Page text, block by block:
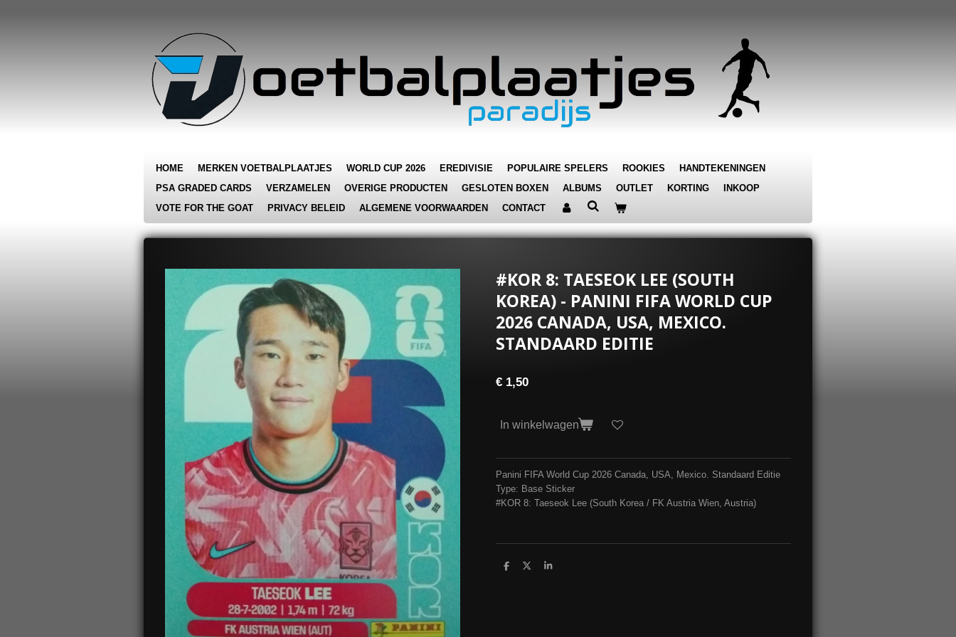
HOME MERKEN VOETBALPLAATJES WORLD CUP 2026 EREDIVISIE POPULAIRE SPELERS ROOKIES
HANDTEKENINGEN
PSA GRADED CARDS
VERZAMELEN OVERIGE PRODUCTEN GESLOTEN BOXEN ALBUMS OUTLET KORTING
INKOOP
VOTE FOR THE GOAT
PRIVACY BELEID ALGEMENE VOORWAARDEN CONTACT
#KOR 8: TAESEOK LEE (SOUTH
KOREA) - PANINI FIFA WORLD CUP
2026 CANADA, USA, MEXICO.
STANDAARD EDITIE
€ 1,50
In winkelwagen
Panini FIFA World Cup 2026 Canada, USA, Mexico. Standaard Editie
Type: Base Sticker
#KOR 8: Taeseok Lee (South Korea / FK Austria Wien, Austria)
D
D
S